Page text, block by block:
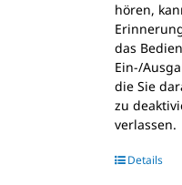
hören,
das
Ein-/
die Sie
zu
verlassen.
Details